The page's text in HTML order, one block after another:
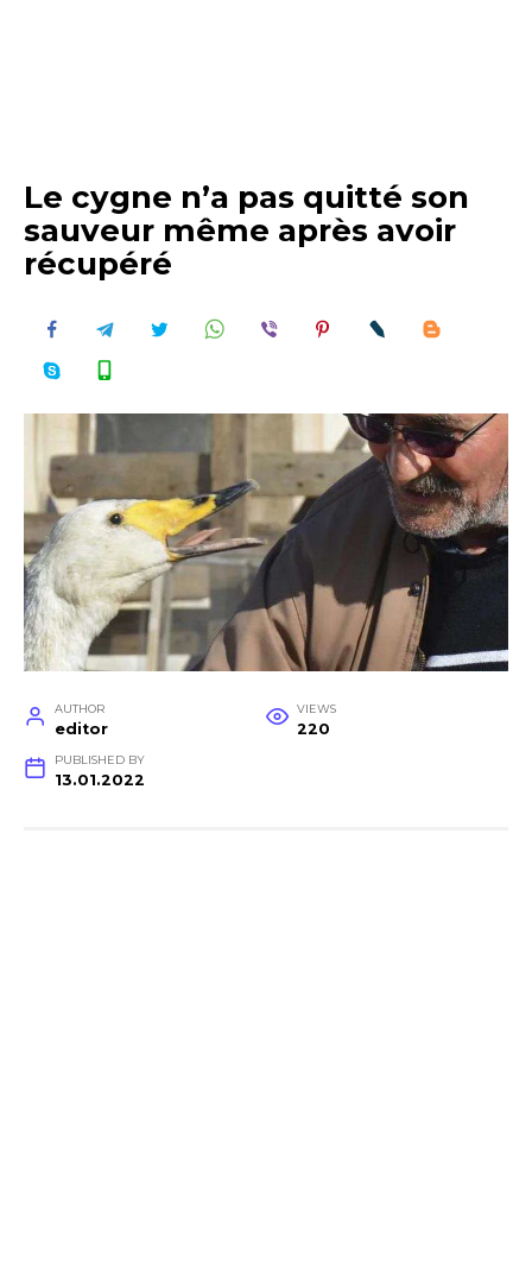
Le cygne n’a pas quitté son
sauveur même après avoir
récupéré
AUTHOR
editor
VIEWS
220
PUBLISHED BY
13.01.2022